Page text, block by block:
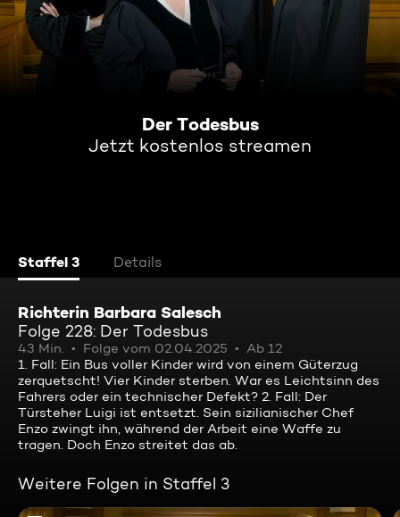
Der Todesbus
Jetzt kostenlos streamen
Staffel 3 Details
Richterin Barbara Salesch
Folge 228: Der Todesbus
43 Min. Folge vom 02.04.2025
Ab 12
1. Fall: Ein Bus voller Kinder wird von einem Güterzug
zerquetscht! Vier Kinder sterben. War es Leichtsinn des
Fahrers oder ein technischer Defekt? 2. Fall: Der
Türsteher Luigi ist entsetzt. Sein sizilianischer Chef
Enzo zwingt ihn, während der Arbeit eine Waffe zu
tragen. Doch Enzo streitet das ab.
Weitere Folgen in Staffel 3